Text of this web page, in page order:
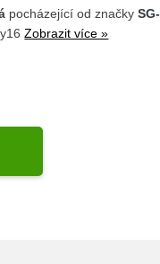
pocházející od značkySG-
Zobrazit více »